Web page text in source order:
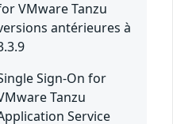
VMware Tanzu
antérieures à
Sign-On for
Tanzu
Service